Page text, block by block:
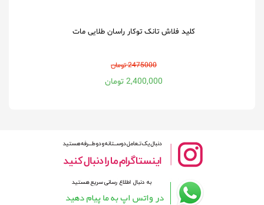
کلید فلاش تانک توکار راسان طلایی مات
2475000 تومان
2,400,000 تومان